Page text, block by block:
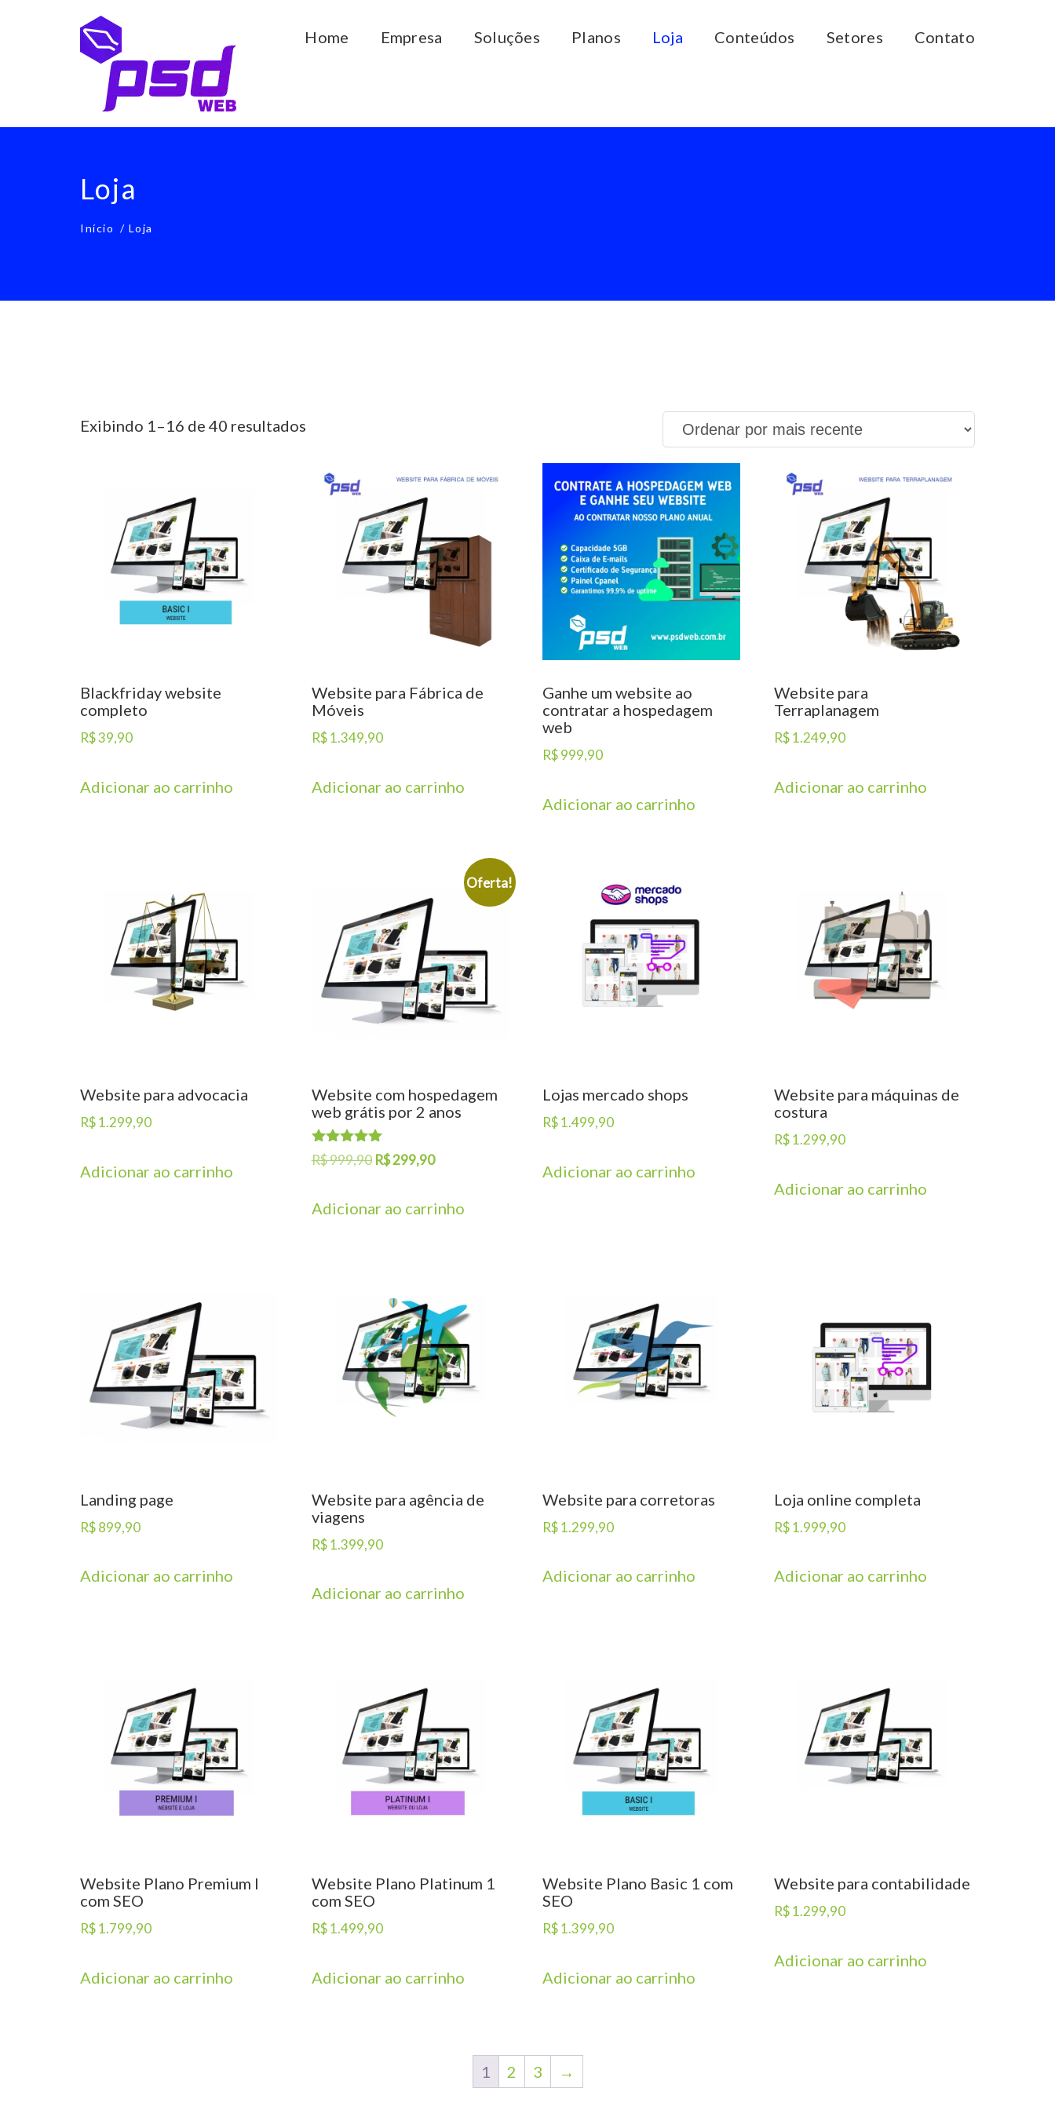
Home Empresa Soluções Planos Loja Conteúdos Setores Contato
Loja
Início / Loja
Exibindo 1–16 de 40 resultados
mais
Blackfriday website
completo
R$39,90
Adicionar ao carrinho
Website para Fábrica de
Móveis
R$1.349,90
Adicionar ao carrinho
Ganhe um website ao
contratar a hospedagem
web
R$999,90
Adicionar ao carrinho
Website para
Terraplanagem
R$1.249,90
Adicionar ao carrinho
Website para advocacia
R$1.299,90
Adicionar ao carrinho
Oferta!
Website com hospedagem
web grátis por 2 anos
Avaliação
5.00
R$999,90 O
original
R$299,90O
atual
Adicionar ao carrinho
Lojas mercado shops
R$1.499,90
Adicionar ao carrinho
Website para máquinas de
costura
R$1.299,90
Adicionar ao carrinho
Landing page
R$899,90
Adicionar ao carrinho
Website para agência de
viagens
R$1.399,90
Adicionar ao carrinho
Website para corretoras
R$1.299,90
Adicionar ao carrinho
Loja online completa
R$1.999,90
Adicionar ao carrinho
Website Plano Premium I
com SEO
R$1.799,90
Adicionar ao carrinho
Website Plano Platinum 1
com SEO
R$1.499,90
Adicionar ao carrinho
Website Plano Basic 1 com
SEO
R$1.399,90
Adicionar ao carrinho
Website para contabilidade
R$1.299,90
Adicionar ao carrinho
1 2 3 →